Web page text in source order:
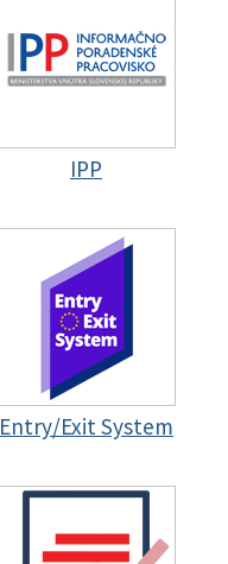
IPP
Entry/Exit System